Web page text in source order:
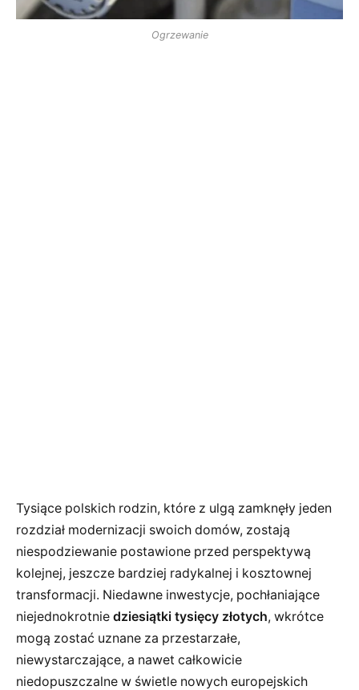
Ogrzewanie
Tysiące polskich rodzin, które z ulgą zamknęły jeden
rozdział modernizacji swoich domów, zostają
niespodziewanie postawione przed perspektywą
kolejnej, jeszcze bardziej radykalnej i kosztownej
transformacji. Niedawne inwestycje, pochłaniające
niejednokrotnie dziesiątki tysięcy złotych, wkrótce
mogą zostać uznane za przestarzałe,
niewystarczające, a nawet całkowicie
niedopuszczalne w świetle nowych europejskich